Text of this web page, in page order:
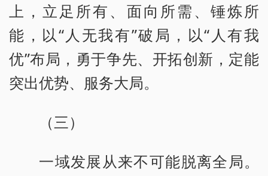
上，立足所有、面向所需、锤炼所
能，以“人无我有”破局，以“人有我
优”布局，勇于争先、开拓创新，定能
突出优势、服务大局。
（三）
一域发展从来不可能脱离全局。